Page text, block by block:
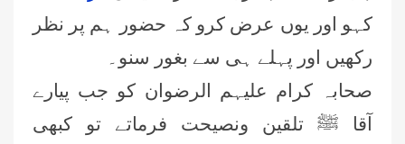
کہو اور یوں عرض کرو کہ حضور ہم پر نظر
رکھیں اور پہلے ہی سے بغور سنو۔
صحابہ کرام علیہم الرضوان کو جب پیارے
آقا ﷺ تلقین ونصيحت فرماتے تو کبھی